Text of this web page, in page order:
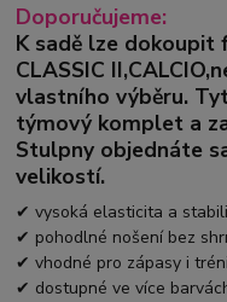
Doporučujeme:
K sadě lze
CLASSIC II,CALCIO,
vlastního výběru.
týmový komplet a
Stulpny objednáte
velikostí.
✔ vysoká elasticita a
✔ pohodlné nošení bez
✔ vhodné pro zápasy i
✔ dostupné ve více